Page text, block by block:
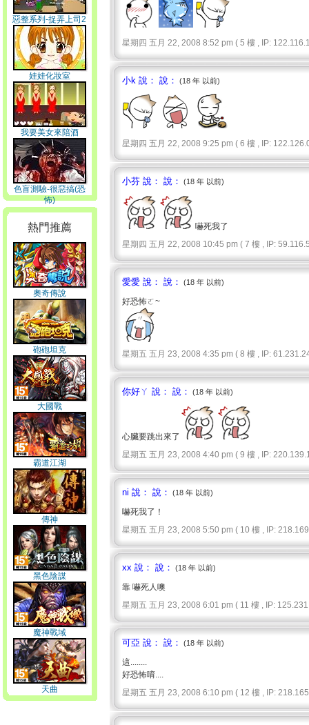
惡整系列-捉弄上司2
娃娃化妝室
我要美女來陪酒
色盲測驗-很惡搞(恐
怖)
熱門推薦
奧奇傳說
砲砲坦克
大國戰
霸道江湖
傳神
黑色陰謀
魔神戰域
天曲
星期四 五月 22, 2008 8:52 pm ( 5 樓 , IP:
小k 說： 說： (18 年 以前)
星期四 五月 22, 2008 9:25 pm ( 6 樓 , IP:
小芬 說： 說： (18 年 以前)
嚇死我了
星期四 五月 22, 2008 10:45 pm ( 7 樓 , IP:
愛愛 說： 說： (18 年 以前)
好恐怖ㄛ~
星期五 五月 23, 2008 4:35 pm ( 8 樓 , IP:
你好ㄚ 說： 說： (18 年 以前)
心臟要跳出來了
星期五 五月 23, 2008 4:40 pm ( 9 樓 , IP:
ni 說： 說： (18 年 以前)
嚇死我了！
星期五 五月 23, 2008 5:50 pm ( 10 樓 , IP:
xx 說： 說： (18 年 以前)
靠 嚇死人噢
星期五 五月 23, 2008 6:01 pm ( 11 樓 , IP:
可亞 說： 說： (18 年 以前)
這........
好恐怖唷....
星期五 五月 23, 2008 6:10 pm ( 12 樓 , IP: